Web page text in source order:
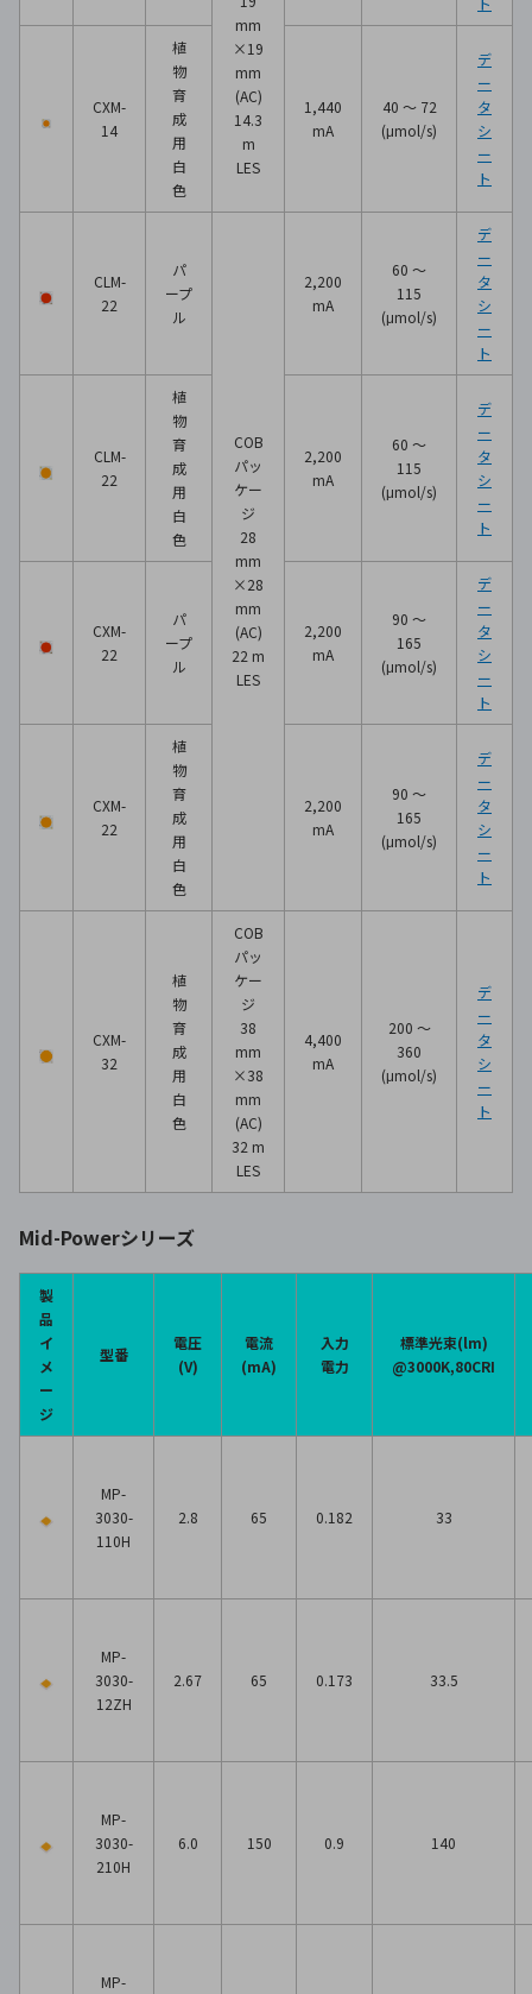
mm
×19
mm
(AC)
14.3
m
LES
CXM-
14
植
物
育
成
用
白
色
1,440
mA
40 ～ 72
(μmol/s)
デ
ー
タ
シ
ー
ト
CLM-
22
パ
ープ
ル
COB
パッ
ケー
ジ
28
mm
×28
mm
(AC)
22 m
LES
2,200
mA
60 ～
115
(μmol/s)
デ
ー
タ
シ
ー
ト
CLM-
22
植
物
育
成
用
白
色
2,200
mA
60 ～
115
(μmol/s)
デ
ー
タ
シ
ー
ト
CXM-
22
パ
ープ
ル
2,200
mA
90 ～
165
(μmol/s)
デ
ー
タ
シ
ー
ト
CXM-
22
植
物
育
成
用
白
色
2,200
mA
90 ～
165
(μmol/s)
デ
ー
タ
シ
ー
ト
CXM-
32
植
物
育
成
用
白
色
COB
パッ
ケー
ジ
38
mm
×38
mm
(AC)
32 m
LES
4,400
mA
200 ～
360
(μmol/s)
デ
ー
タ
シ
ー
ト
Mid-Powerシリーズ
製
品
イ
メ
ー
ジ
型番
電圧
(V)
電流
(mA)
入力
電力
標準光束(lm)
@3000K,80CRI
MP-
3030-
110H
2.8 65 0.182 33
MP-
3030-
12ZH
2.67 65 0.173 33.5
MP-
3030-
210H
6.0 150 0.9 140
MP-